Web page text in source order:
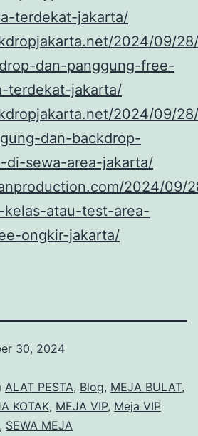
terdekat-jakarta/
2024/09/
dan-panggung-free-
terdekat-jakarta/
2024/09/
dan-backdrop-
di-sewa-area-jakarta/
2024/09/
kelas-atau-test-area-
ongkir-jakarta/
30, 2024
ALAT PESTA, Blog, MEJA BULAT,
KOTAK, MEJA VIP, Meja VIP
, SEWA MEJA